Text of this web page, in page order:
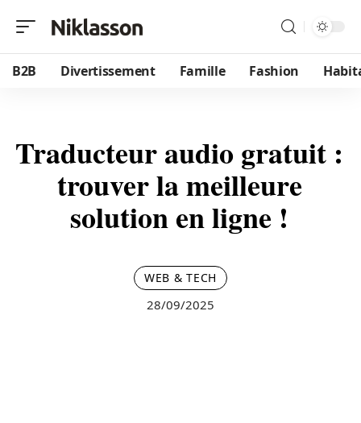
B2B Divertissement Famille Fashion
Traducteur audio gratuit :
trouver la meilleure
solution en ligne !
WEB & TECH
28/09/2025